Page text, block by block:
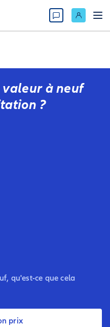
valeur à neuf
?
qu'est-ce que cela
prix